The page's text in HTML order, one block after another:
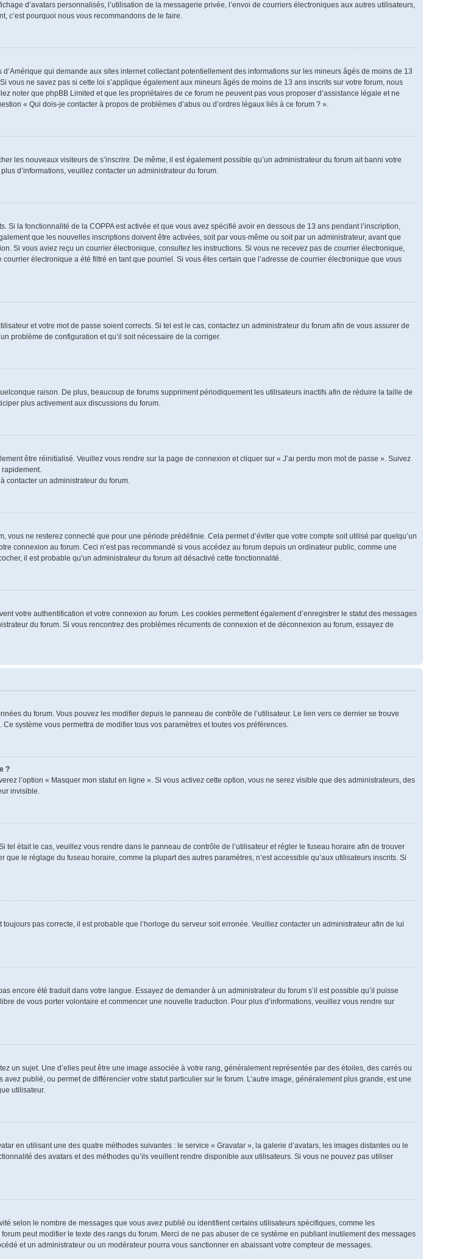
d’avatars personnalisés, l’utilisation de la messagerie privée, l’envoi de courriers électroniques aux autres utilisateurs,
c’est pourquoi nous vous recommandons de le faire.
qui demande aux sites internet collectant potentiellement des informations sur les mineurs âgés de moins de 13
ne savez pas si cette loi s’applique également aux mineurs âgés de moins de 13 ans inscrits sur votre forum, nous
noter que phpBB Limited et que les propriétaires de ce forum ne peuvent pas vous proposer d’assistance légale et ne
« Qui dois-je contacter à propos de problèmes d’abus ou d’ordres légaux liés à ce forum ? ».
les nouveaux visiteurs de s’inscrire. De même, il est également possible qu’un administrateur du forum ait banni votre
d’informations, veuillez contacter un administrateur du forum.
Si la fonctionnalité de la COPPA est activée et que vous avez spécifié avoir en dessous de 13 ans pendant l’inscription,
que les nouvelles inscriptions doivent être activées, soit par vous-même ou soit par un administrateur, avant que
Si vous aviez reçu un courrier électronique, consultez les instructions. Si vous ne recevez pas de courrier électronique,
électronique a été filtré en tant que pourriel. Si vous êtes certain que l’adresse de courrier électronique que vous
et votre mot de passe soient corrects. Si tel est le cas, contactez un administrateur du forum afin de vous assurer de
problème de configuration et qu’il soit nécessaire de la corriger.
raison. De plus, beaucoup de forums suppriment périodiquement les utilisateurs inactifs afin de réduire la taille de
plus activement aux discussions du forum.
être réinitialisé. Veuillez vous rendre sur la page de connexion et cliquer sur « J’ai perdu mon mot de passe ». Suivez
rapidement.
contacter un administrateur du forum.
ne resterez connecté que pour une période prédéfinie. Cela permet d’éviter que votre compte soit utilisé par quelqu’un
connexion au forum. Ceci n’est pas recommandé si vous accédez au forum depuis un ordinateur public, comme une
il est probable qu’un administrateur du forum ait désactivé cette fonctionnalité.
votre authentification et votre connexion au forum. Les cookies permettent également d’enregistrer le statut des messages
du forum. Si vous rencontrez des problèmes récurrents de connexion et de déconnexion au forum, essayez de
du forum. Vous pouvez les modifier depuis le panneau de contrôle de l’utilisateur. Le lien vers ce dernier se trouve
système vous permettra de modifier tous vos paramètres et toutes vos préférences.
?
l’option « Masquer mon statut en ligne ». Si vous activez cette option, vous ne serez visible que des administrateurs, des
invisible.
tel était le cas, veuillez vous rendre dans le panneau de contrôle de l’utilisateur et régler le fuseau horaire afin de trouver
le réglage du fuseau horaire, comme la plupart des autres paramètres, n’est accessible qu’aux utilisateurs inscrits. Si
pas correcte, il est probable que l’horloge du serveur soit erronée. Veuillez contacter un administrateur afin de lui
encore été traduit dans votre langue. Essayez de demander à un administrateur du forum s’il est possible qu’il puisse
de vous porter volontaire et commencer une nouvelle traduction. Pour plus d’informations, veuillez vous rendre sur
un sujet. Une d’elles peut être une image associée à votre rang, généralement représentée par des étoiles, des carrés ou
publié, ou permet de différencier votre statut particulier sur le forum. L’autre image, généralement plus grande, est une
utilisateur.
en utilisant une des quatre méthodes suivantes : le service « Gravatar », la galerie d’avatars, les images distantes ou le
des avatars et des méthodes qu’ils veuillent rendre disponible aux utilisateurs. Si vous ne pouvez pas utiliser
selon le nombre de messages que vous avez publié ou identifient certains utilisateurs spécifiques, comme les
peut modifier le texte des rangs du forum. Merci de ne pas abuser de ce système en publiant inutilement des messages
et un administrateur ou un modérateur pourra vous sanctionner en abaissant votre compteur de messages.